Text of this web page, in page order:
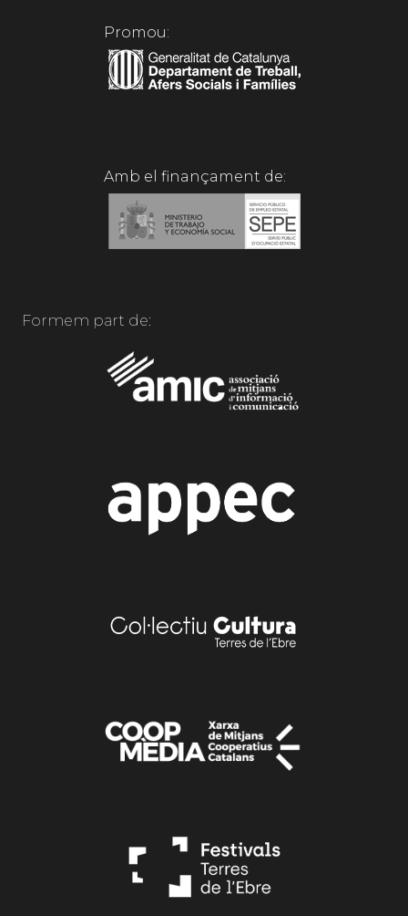
Promou:
Amb el finançament de:
Formem part de: